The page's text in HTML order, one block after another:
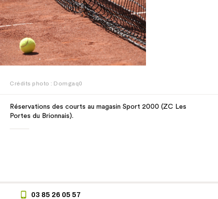
Crédits photo : Domgaq0
Réservations des courts au magasin Sport 2000 (ZC Les
Portes du Brionnais).
03 85 26 05 57